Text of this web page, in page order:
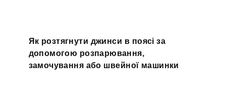
Як розтягнути джинси в поясі за
допомогою розпарювання,
замочування або швейної машинки